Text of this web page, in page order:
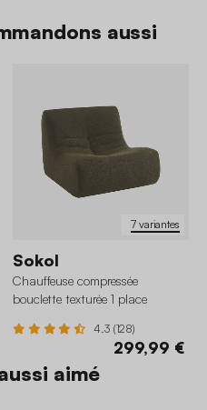
aussi
7 variantes
Sokol
Chauffeuse compressée
bouclette texturée 1 place
4.3 (128)
299,99 €
aimé